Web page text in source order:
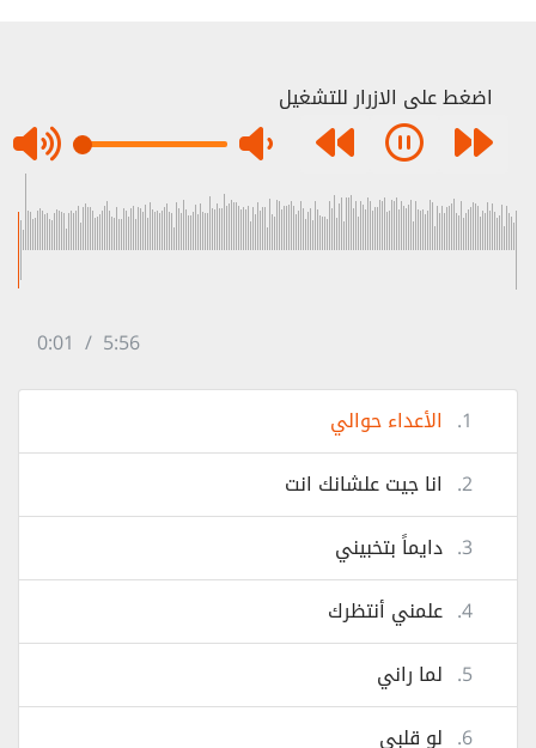
اضغط على الازرار للتشغيل
0:01 / 5:56
1.
الأعداء حوالي
2. انا جيت علشانك انت
3. دايماً بتخبيني
4. علمني أنتظرك
5. لما راني
6. لو قلبي